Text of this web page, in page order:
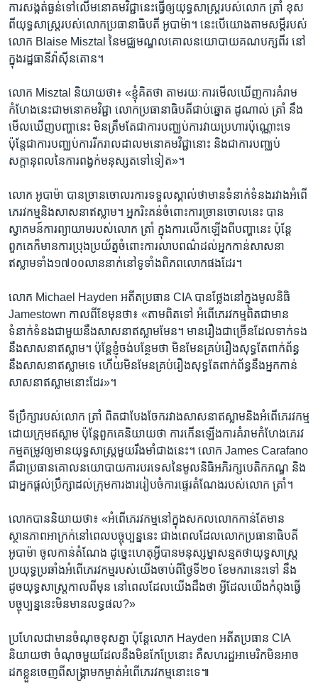
ការ​សង្កត់​ធ្ងន់​ទៅ​លើ​មនោគមវិជ្ជា​នេះ​ធ្វើ​ឲ្យ​យុទ្ធសាស្រ្ត​របស់​លោក ត្រាំ ខុស​
ពី​យុទ្ធសាស្រ្ត​របស់​លោក​ប្រធានាធិបតី​ អូបាម៉ា។ នេះ​បើ​យោង​តាម​សម្តី​របស់​
លោក Blaise Misztal នៃ​មជ្ឈមណ្ឌល​គោល​នយោបាយ​គណបក្ស​ពីរ នៅ​
ក្នុង​រដ្ឋធានី​វ៉ាស៊ីនតោន។​
លោក Misztal និយាយ​ថា៖ «ខ្ញុំ​គិត​ថា តាម​រយៈ​ការ​មើល​ឃើញ​ការ​គំរាម​
កំហែង​នេះ​ជា​មនោគមវិជ្ជា ​លោក​ប្រធានាធិបតី​ជាប់​ឆ្នោត ដូណាល់ ត្រាំ នឹង​
មើល​ឃើញ​បញ្ហា​នេះ មិន​ត្រឹម​តែ​ជា​ការ​បញ្ឈប់​ការ​វាយ​ប្រហារ​ប៉ុណ្ណោះ​ទេ
ប៉ុន្តែ​ជា​ការ​បញ្ឈប់​ការ​រីករាល​ដាល​មនោគមវិជ្ជា​នោះ និង​ជា​ការ​បញ្ឈប់​
សក្តានុពល​នៃ​ការ​ពង្វក់​មនុស្ស​ត​ទៅ​ទៀត»។
លោក ​អូបាម៉ា​ បាន​ច្រាន​ចោល​រ​ការ​ទទួល​ស្គាល់​ថា​មាន​ទំនាក់​ទំនង​រវាង​អំពើ​
ភេរវកម្ម​និង​សាសនា​ឥស្លាម។ ​អ្នក​រិះគន់​ចំពោះ​ការ​ច្រាន​ចោល​នេះ​ បាន​
ស្វាគមន៍​ការ​ព្យាយាម​របស់​លោក​ ត្រាំ ​ក្នុង​ការ​លើក​ឡើង​ពី​បញ្ហា​នេះ ​ប៉ុន្តែ​
ពួកគេ​ក៏​មាន​ការប្រុង​ប្រយ័ត្ន​ចំពោះ​ការ​លាប​ពណ៌​ដល់​អ្នក​កាន់​សាសនា​
ឥស្លាម​ទាំង​១៧០០​លាន​នាក់​នៅ​ទូទាំង​ពិភពលោក​ផង​ដែរ។
លោក Michael Hayden អតីត​ប្រធាន ​CIA បាន​ថ្លែង​នៅ​ក្នុង​មូលនិធិ ​
Jamestown កាល​ពី​ខែ​មុនថា៖ «តាម​ពិត​ទៅ អំពើ​ភេរវកម្ម​ពិត​ជា​មាន​
ទំនាក់​ទំនង​ជាមួយ​នឹង​សាសនា​ឥស្លាម​មែន។ មាន​រឿង​ជាច្រើន​ដែល​ទាក់​ទង​
នឹង​សាសនា​ឥស្លាម។ ប៉ុន្តែ​ខ្ញុំ​ចង់​បន្ថែម​ថា ​មិន​មែន​គ្រប់​រឿង​សុទ្ធ​តែ​ពាក់ព័ន្ធ​
នឹង​សាសនា​ឥស្លាម​ទេ ​ហើយ​មិន​មែន​គ្រប់​រឿង​សុទ្ធ​តែ​ពាក់​ព័ន្ធ​នឹង​អ្នក​កាន់​
សាសនា​ឥស្លាម​នោះ​ដែរ»។​
ទីប្រឹក្សា​របស់​លោក ​ត្រាំ ពិត​ជា​បែងចែក​រវាង​សាសនា​ឥស្លាម​និង​អំពើ​ភេរវកម្ម​
ដោយ​ក្រុម​ឥស្លាម ​ប៉ុន្តែ​ពួកគេ​និយាយ​ថា​ ការ​កើនឡើង​ការ​គំរាមកំហែង​ភេរវ
កម្ម​តម្រូវ​ឲ្យ​មាន​យុទ្ធសាស្រ្ត​មួយ​រឹងមាំ​ជាង​នេះ។ លោក James Carafano
គឺ​ជា​ប្រធាន​គោល​នយោបាយ​ការបរទេស​នៃ​មូលនិធិ​អភិរក្ស​បេតិកភណ្ឌ និង​
ជា​អ្នក​ផ្តល់​ប្រឹក្សា​ដល់​ក្រុម​ការងារ​រៀបចំ​ការផ្ទេរ​តំណែង​របស់​លោក ត្រាំ។
លោក​បាន​និយាយ​ថា៖ «អំពើ​ភេរវកម្ម​នៅ​ក្នុង​សកល​លោក​កាន់​តែ​មាន​
ស្ថានភាព​អាក្រក់​នៅ​ពេល​បច្ចុប្បន្ន​នេះ ជាង​ពេល​ដែល​លោក​ប្រធានាធិបតី
អូបាម៉ា ចូល​កាន់​តំណែង ដូច្នេះ​ហេតុអ្វី​បាន​មនុស្សម្នា​សន្មត​ថា​យុទ្ធសាស្ត្រ​
ប្រយុទ្ធ​ប្រឆាំង​អំពើ​ភេរវកម្ម​របស់​យើង​ចាប់​ពី​ថ្ងៃ​ទី​២០ ខែ​មករា​នេះ​ទៅ នឹង​
ដូច​យុទ្ធសាស្រ្ត​កាល​ពី​មុន នៅ​ពេល​ដែល​យើង​ដឹង​ថា អ្វី​ដែល​យើង​កំពុង​ធ្វើ​
បច្ចុប្បន្ន​នេះ​មិន​មាន​លទ្ធផល?»
ប្រហែល​ជា​មាន​ចំណុច​ខុស​គ្នា ប៉ុន្តែ​លោក​ Hayden​ អតីត​ប្រធាន CIA
និយាយ​ថា ចំណុច​មួយ​ដែល​នឹង​មិន​កែប្រែ​នោះ គឺ​សហរដ្ឋអាមេរិក​មិន​អាច​
ដក​ខ្លួន​ចេញ​ពី​សង្រ្គាម​កម្ចាត់​អំពើ​ភេរវកម្ម​នោះ​ទេ៕